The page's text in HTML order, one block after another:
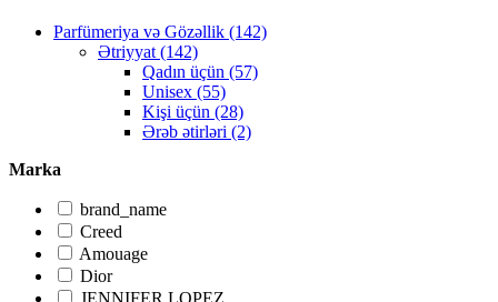
Parfümeriya və Gözəllik (142)
Ətriyyat (142)
Qadın üçün (57)
Unisex (55)
Kişi üçün (28)
Ərəb ətirləri (2)
Marka
brand_name
Creed
Amouage
Dior
JENNIFER LOPEZ